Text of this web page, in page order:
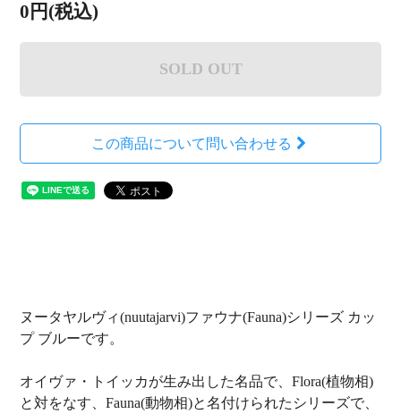
0円(税込)
SOLD OUT
この商品について問い合わせる
ヌータヤルヴィ(nuutajarvi)ファウナ(Fauna)シリーズ カッ
プ ブルーです。
オイヴァ・トイッカが生み出した名品で、Flora(植物相)
と対をなす、Fauna(動物相)と名付けられたシリーズで、